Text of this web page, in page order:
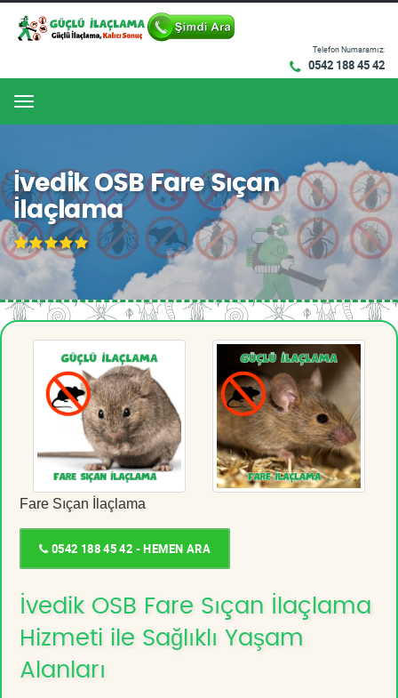
Telefon Numaramız:
0542 188 45 42
Menu
İvedik OSB Fare Sıçan
İlaçlama
Fare Sıçan İlaçlama
0542 188 45 42 - HEMEN ARA
İvedik OSB Fare Sıçan İlaçlama
Hizmeti ile Sağlıklı Yaşam
Alanları